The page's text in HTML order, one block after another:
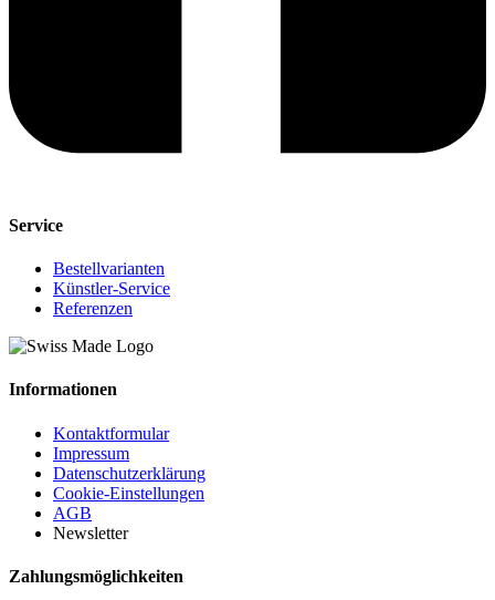
Service
Bestellvarianten
Künstler-Service
Referenzen
Informationen
Kontaktformular
Impressum
Datenschutzerklärung
Cookie-Einstellungen
AGB
Newsletter
Zahlungsmöglichkeiten